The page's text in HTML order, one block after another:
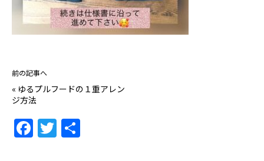
前の記事へ
« ゆるプルフードの１重アレン
ジ方法
F
a
T
w